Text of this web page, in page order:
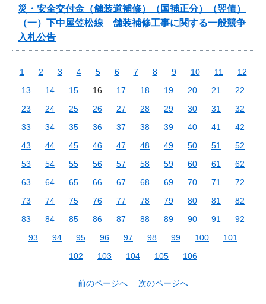
災・安全交付金（舗装道補修）（国補正分）（翌債）
（一）下中屋笠松線 舗装補修工事に関する一般競争
入札公告
1 2 3 4 5 6 7 8 9 10 11
12
13
14 15 16 17 18 19 20 21
22
23
24 25 26 27 28 29 30 31
32
33
34 35 36 37 38 39 40 41
42
43
44 45 46 47 48 49 50 51
52
53
54 55 56 57 58 59 60 61
62
63
64 65 66 67 68 69 70 71
72
73
74 75 76 77 78 79 80 81
82
83
84 85 86 87 88 89 90 91
92
93
94 95 96 97 98 99 100
101
102
103 104 105 106
前のページへ 次のページへ